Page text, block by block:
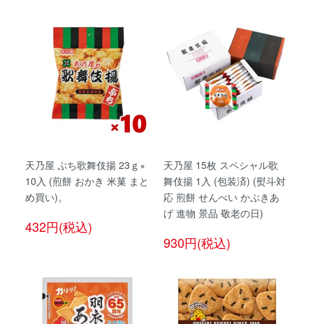
天乃屋 ぷち歌舞伎揚 23ｇ×
10入 (煎餅 おかき 米菓 まと
め買い)。
432円(税込)
天乃屋 15枚 スペシャル歌
舞伎揚 1入 (包装済) (熨斗対
応 煎餅 せんべい かぶきあ
げ 進物 景品 敬老の日)
930円(税込)